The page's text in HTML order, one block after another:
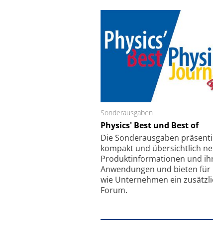
Sonderausgaben
Physics' Best und Best of
Die Sonder­ausgaben
kompakt und übersichtlich
Produkt­informationen und
Anwendungen und bieten
wie Unternehmen ein
Forum.
Faserkoppler mit